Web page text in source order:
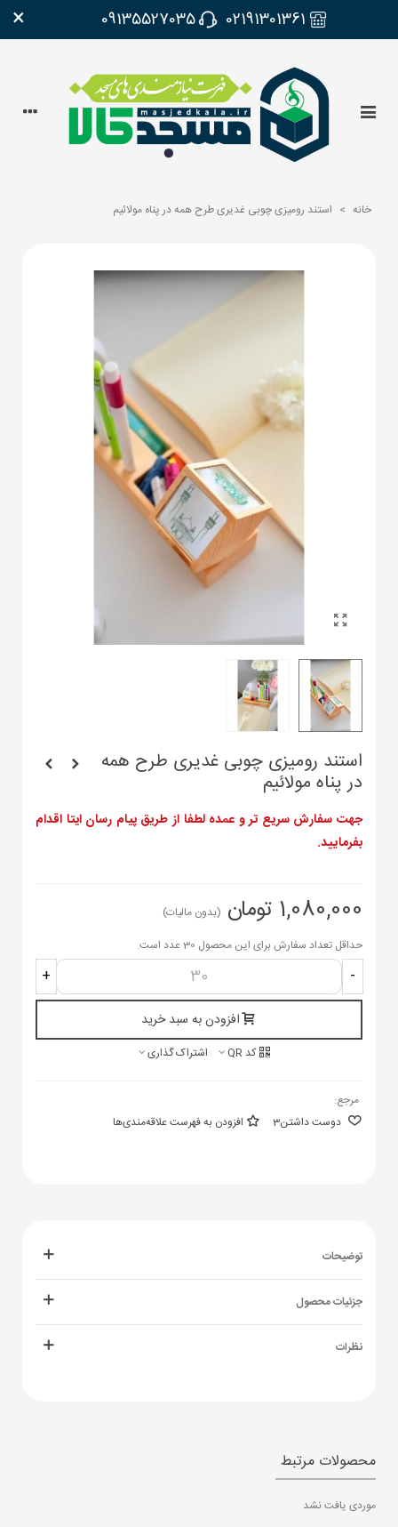
02191301361
09135527035
×
خانه > استند رومیزی چوبی غدیری طرح همه در پناه مولائیم
استند رومیزی چوبی غدیری طرح همه
در پناه مولائیم
جهت سفارش سریع تر و عمده لطفا از طریق پیام رسان ایتا اقدام
بفرمایید.
1,080,000 تومان
(بدون مالیات)
حداقل تعداد سفارش برای این محصول 30 عدد است.
-
+
افزودن به سبد خرید
کد QR اشتراک گذاری
مرجع:
دوست داشتن3 افزودن به فهرست علاقه‌مندی‌ها
توضیحات
جزئیات محصول
نظرات
محصولات مرتبط
موردی یافت نشد